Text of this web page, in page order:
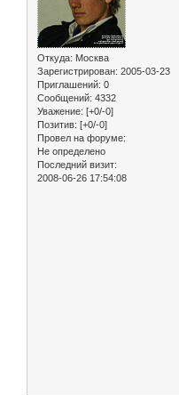
Откуда: Москва
Зарегистрирован: 2005-03-23
Приглашений: 0
Сообщений: 4332
Уважение: [+0/-0]
Позитив: [+0/-0]
Провел на форуме:
Не определено
Последний визит:
2008-06-26 17:54:08